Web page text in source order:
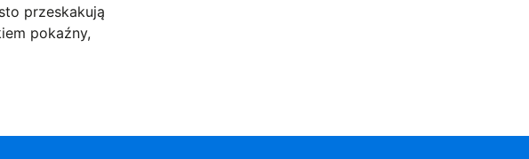
przeskakują
pokaźny,